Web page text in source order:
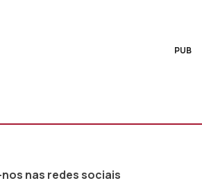
PUB
nas redes sociais